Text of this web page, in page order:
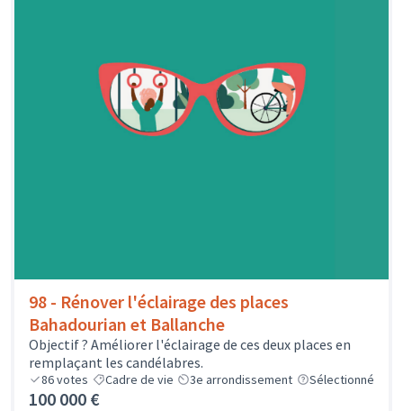
98 - Rénover l'éclairage des places
Bahadourian et Ballanche
Objectif ? Améliorer l'éclairage de ces deux places en
remplaçant les candélabres.
86votes Cadre de vie 3e arrondissement Sélectionné
100 000 €